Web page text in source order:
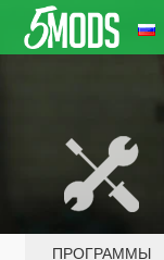
ПРОГРАММЫ